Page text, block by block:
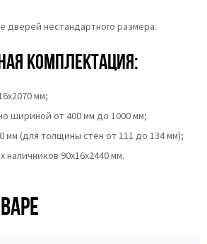
дверей нестандартного размера.
комплектация:
мм;
шириной от 400 мм до 1000 мм;
мм (для толщины стен от 111 до 134 мм);
наличников 90х16х2440 мм.